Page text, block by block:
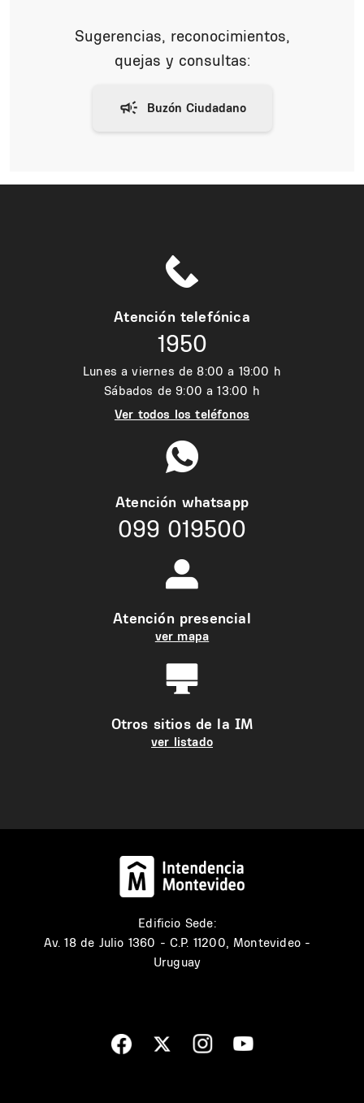
Sugerencias, reconocimientos,
quejas y consultas:
Atención telefónica
1950
Lunes a viernes de 8:00 a 19:00 h
Sábados de 9:00 a 13:00 h
Ver todos los teléfonos
Atención whatsapp
099 019500
Atención presencial
ver mapa
Otros sitios de la IM
ver listado
Edificio Sede:
Av. 18 de Julio 1360 - C.P. 11200, Montevideo -
Uruguay